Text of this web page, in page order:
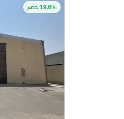
19.6% خصم